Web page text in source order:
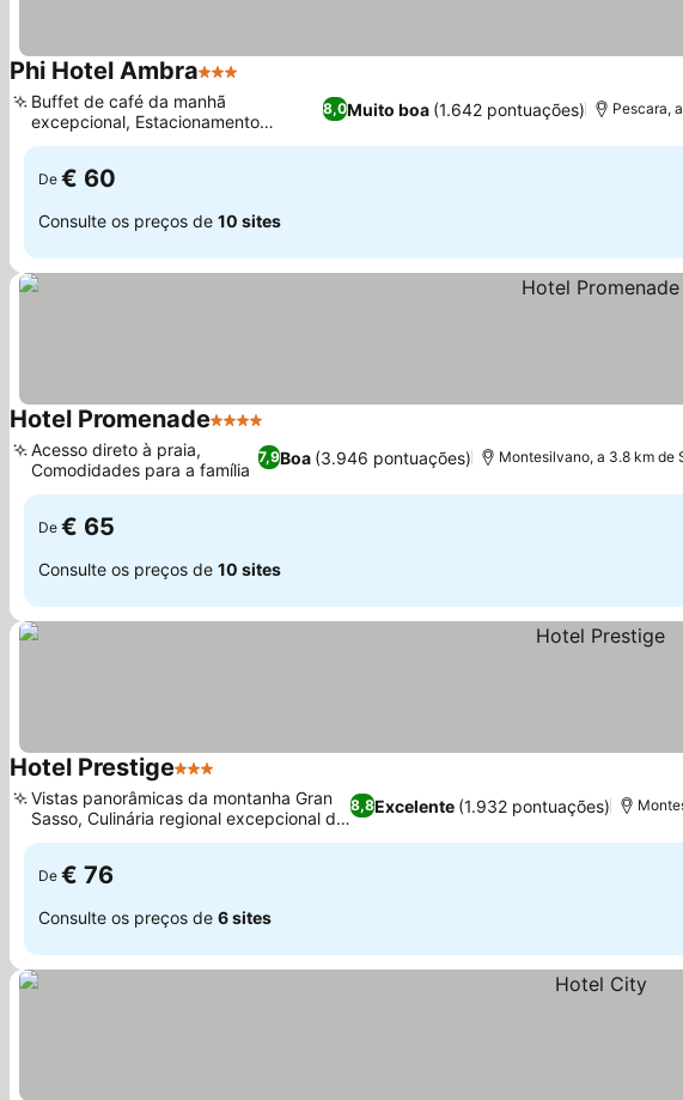
Phi Hotel Ambra3 Estrelas
8,0Muito boa (1.642 pontuações)
Buffet de café da manhã
excepcional, Estacionamento
privativo em garagem
Pescara,
De € 60
Consulte os preços de 10 sites
Hotel Promenade4 Estrelas
7,9Boa (3.946 pontuações)
Acesso direto à praia,
Comodidades para a família
Montesilvano, a 3.8 km de
De € 65
Consulte os preços de 10 sites
Hotel Prestige3 Estrelas
8,8Excelente (1.932 pontuações)
Vistas panorâmicas da montanha Gran
Sasso, Culinária regional excepcional de
Abruzzo
De € 76
Consulte os preços de 6 sites